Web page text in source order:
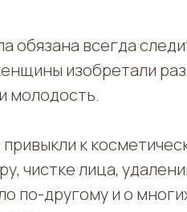
всегда
изобретали
молодость.
к
чистке лица,
по-другому и о